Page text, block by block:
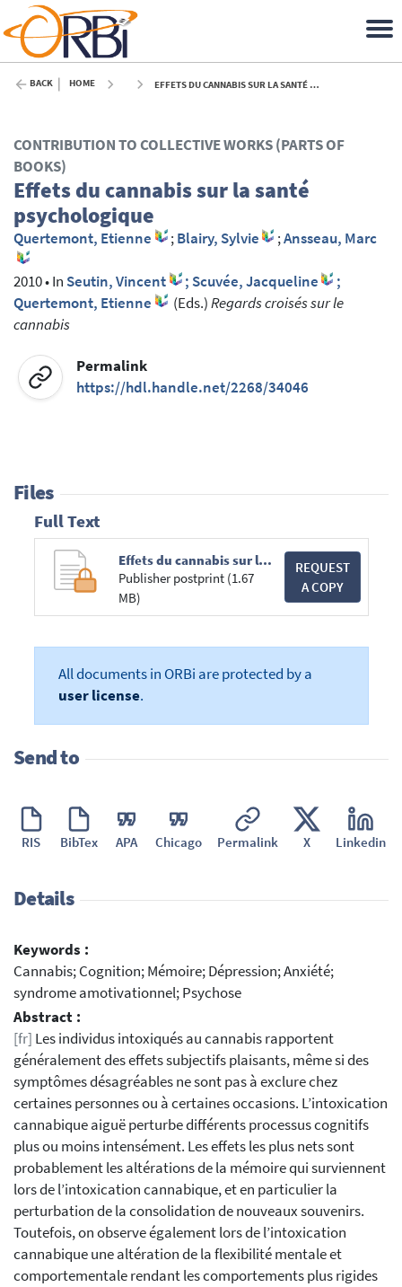
BACK HOME EFFETS DU CANNABIS SUR LA SANTÉ PSYCHOLOGIQUE - 2010
CONTRIBUTION TO COLLECTIVE WORKS (PARTS OF
BOOKS)
Effets du cannabis sur la santé
psychologique
Quertemont, Etienne ;Blairy, Sylvie ;Ansseau, Marc
2010•In Seutin, Vincent ; Scuvée, Jacqueline
;
Quertemont, Etienne
(Eds.)Regards croisés sur le
cannabis
Permalink
https://hdl.handle.net/2268/34046
Files
Full Text
Effets du cannabis sur la santé psychologique.pdf
Publisher postprint (1.67
MB)
REQUEST
A COPY
All documents in ORBi are protected by a
user license.
Send to
RIS BibTex APA Chicago Permalink X Linkedin
Details
Keywords :
Cannabis; Cognition; Mémoire; Dépression; Anxiété;
syndrome amotivationnel; Psychose
Abstract :
[fr] Les individus intoxiqués au cannabis rapportent
généralement des effets subjectifs plaisants, même si des
symptômes désagréables ne sont pas à exclure chez
certaines personnes ou à certaines occasions. L’intoxication
cannabique aiguë perturbe différents processus cognitifs
plus ou moins intensément. Les effets les plus nets sont
probablement les altérations de la mémoire qui surviennent
lors de l’intoxication cannabique, et en particulier la
perturbation de la consolidation de nouveaux souvenirs.
Toutefois, on observe également lors de l’intoxication
cannabique une altération de la flexibilité mentale et
comportementale rendant les comportements plus rigides